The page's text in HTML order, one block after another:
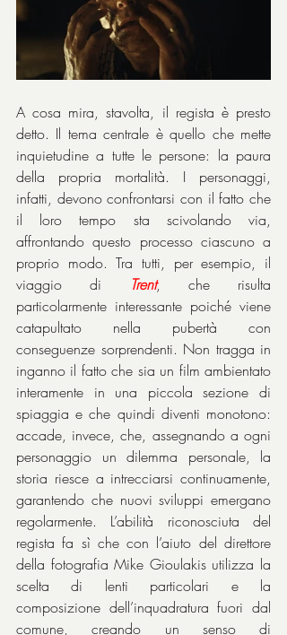
A cosa mira, stavolta, il regista è presto
detto. Il tema centrale è quello che mette
inquietudine a tutte le persone: la paura
della propria mortalità. I personaggi,
infatti, devono confrontarsi con il fatto che
il loro tempo sta scivolando via,
affrontando questo processo ciascuno a
proprio modo. Tra tutti, per esempio, il
viaggio di
Trent, che risulta
particolarmente interessante poiché viene
catapultato nella pubertà con
conseguenze sorprendenti. Non tragga in
inganno il fatto che sia un film ambientato
interamente in una piccola sezione di
spiaggia e che quindi diventi monotono:
accade, invece, che, assegnando a ogni
personaggio un dilemma personale, la
storia riesce a intrecciarsi continuamente,
garantendo che nuovi sviluppi emergano
regolarmente. L’abilità riconosciuta del
regista fa sì che con l’aiuto del direttore
della fotografia Mike Gioulakis utilizza la
scelta di lenti particolari e la
composizione dell’inquadratura fuori dal
comune, creando un senso di